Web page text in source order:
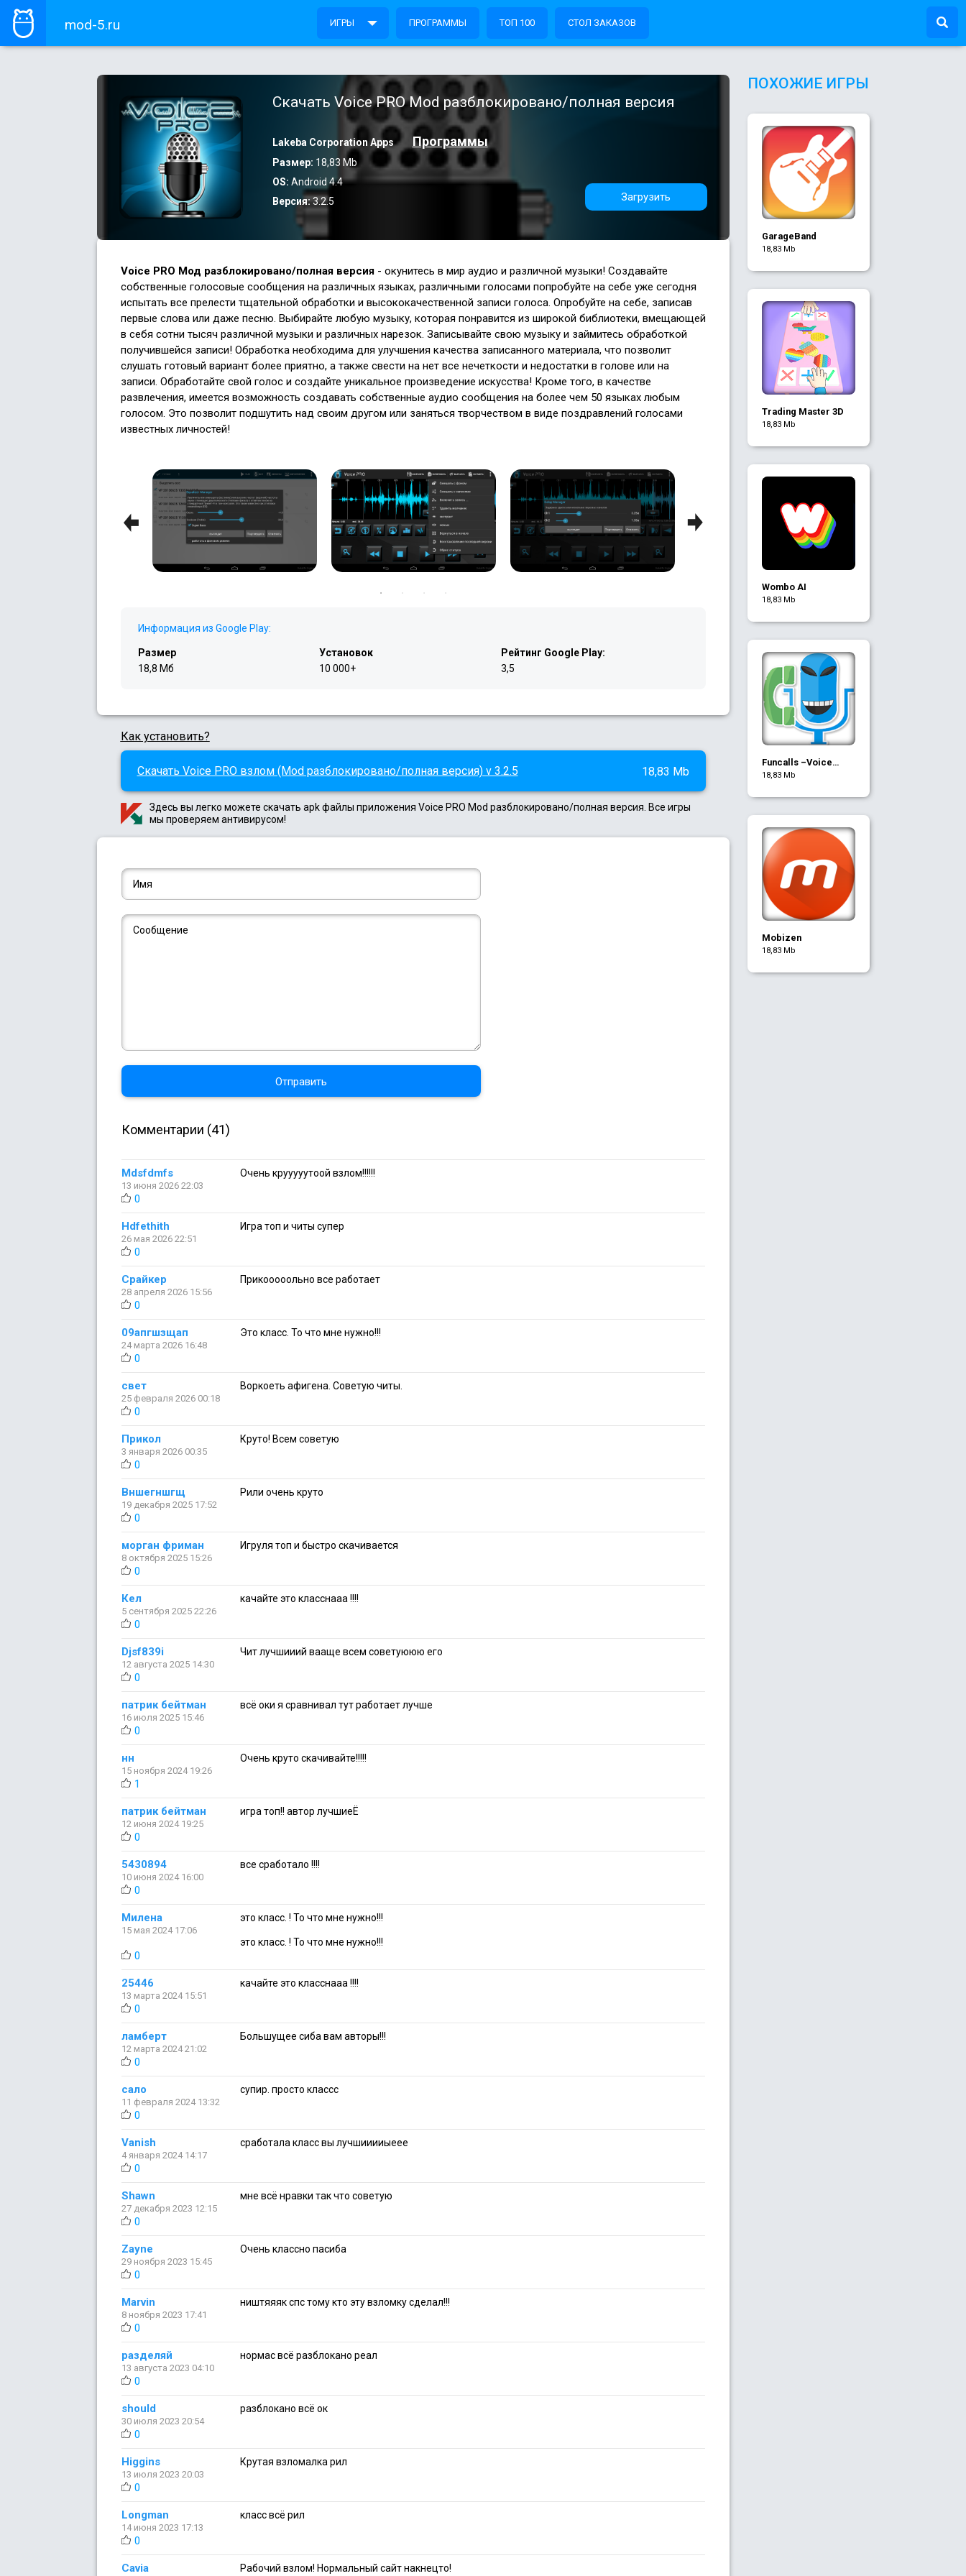
mod-5.ru ИГРЫ ПРОГРАММЫ ТОП 100 СТОЛ ЗАКАЗОВ
Скачать Voice PRO Mod разблокировано/полная версия
Lakeba Corporation Apps Программы
Размер: 18,83 Mb
OS: Android 4.4
Версия:3.2.5 Загрузить
Voice PRO Мод разблокировано/полная версия- окунитесь в мир аудио и различной музыки! Создавайте
собственные голосовые сообщения на различных языках, различными голосами попробуйте на себе уже сегодня
испытать все прелести тщательной обработки и высококачественной записи голоса. Опробуйте на себе, записав
первые слова или даже песню. Выбирайте любую музыку, которая понравится из широкой библиотеки, вмещающей
в себя сотни тысяч различной музыки и различных нарезок. Записывайте свою музыку и займитесь обработкой
получившейся записи! Обработка необходима для улучшения качества записанного материала, что позволит
слушать готовый вариант более приятно, а также свести на нет все нечеткости и недостатки в голове или на
записи. Обработайте свой голос и создайте уникальное произведение искусства! Кроме того, в качестве
развлечения, имеется возможность создавать собственные аудио сообщения на более чем 50 языках любым
голосом. Это позволит подшутить над своим другом или заняться творчеством в виде поздравлений голосами
известных личностей!
Previous Next
Информация из Google Play:
Размер
18,8 Мб
Установок
10 000+
Рейтинг Google Play:
3,5
Как установить?
Скачать Voice PRO взлом (Mod разблокировано/полная версия) v 3.2.5 18,83 Mb
Здесь вы легко можете скачать apk файлы приложения Voice PRO Mod разблокировано/полная версия. Все игры
мы проверяем антивирусом!
Отправить
Комментарии (41)
Mdsfdmfs
13 июня 2026 22:03
Очень крууууутоой взлом!!!!!!
0
Hdfethith
26 мая 2026 22:51
Игра топ и читы супер
0
Срайкер
28 апреля 2026 15:56
Прикооооольно все работает
0
09апгшзщап
24 марта 2026 16:48
Это класс. То что мне нужно!!!
0
свет
25 февраля 2026 00:18
Воркоеть афигена. Советую читы.
0
Прикол
3 января 2026 00:35
Круто! Всем советую
0
Вншегншгщ
19 декабря 2025 17:52
Рили очень круто
0
морган фриман
8 октября 2025 15:26
Игруля топ и быстро скачивается
0
Кел
5 сентября 2025 22:26
качайте это класснааа !!!!
0
Djsf839i
12 августа 2025 14:30
Чит лучшииий вааще всем советуююю его
0
патрик бейтман
16 июля 2025 15:46
всё оки я сравнивал тут работает лучше
0
нн
15 ноября 2024 19:26
Очень круто скачивайте!!!!!
1
патрик бейтман
12 июня 2024 19:25
игра топ!! автор лучшиеЁ
0
5430894
10 июня 2024 16:00
все сработало !!!!
0
Милена
15 мая 2024 17:06
это класс. ! То что мне нужно!!!
это класс. ! То что мне нужно!!!
0
25446
13 марта 2024 15:51
качайте это класснааа !!!!
0
ламберт
12 марта 2024 21:02
Большущее сиба вам авторы!!!
0
сало
11 февраля 2024 13:32
супир. просто классс
0
Vanish
4 января 2024 14:17
сработала класс вы лучшииииыеее
0
Shawn
27 декабря 2023 12:15
мне всё нравки так что советую
0
Zayne
29 ноября 2023 15:45
Очень классно пасиба
0
Marvin
8 ноября 2023 17:41
ништяяяк спс тому кто эту взломку сделал!!!
0
разделяй
13 августа 2023 04:10
нормас всё разблокано реал
0
should
30 июля 2023 20:54
разблокано всё ок
0
Higgins
13 июля 2023 20:03
Крутая взломалка рил
0
Longman
14 июня 2023 17:13
класс всё рил
0
Cavia Рабочий взлом! Нормальный сайт накнецто!
ПОХОЖИЕ ИГРЫ
GarageBand
18,83 Mb
Trading Master 3D
18,83 Mb
Wombo AI
18,83 Mb
Funcalls –Voice
Changer & Call
18,83 Mb
Mobizen
18,83 Mb